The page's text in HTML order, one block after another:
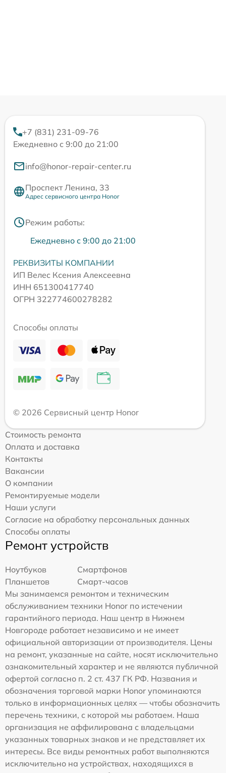
+7 (831) 231-09-76
Ежедневно с 9:00 до 21:00
info@honor-repair-center.ru
Проспект Ленина, 33
Адрес сервисного центра Honor
Режим работы:
Ежедневно с 9:00 до 21:00
РЕКВИЗИТЫ КОМПАНИИ
ИП Велес Ксения Алексеевна
ИНН 651300417740
ОГРН 322774600278282
Способы оплаты
© 2026 Сервисный центр Honor
Стоимость ремонта
Оплата и доставка
Контакты
Вакансии
О компании
Ремонтируемые модели
Наши услуги
Согласие на обработку персональных данных
Способы оплаты
Ремонт устройств
Ноутбуков
Смартфонов
Планшетов
Смарт-часов
Мы занимаемся ремонтом и техническим
обслуживанием техники Honor по истечении
гарантийного периода. Наш центр в Нижнем
Новгороде работает независимо и не имеет
официальной авторизации от производителя. Цены
на ремонт, указанные на сайте, носят исключительно
ознакомительный характер и не являются публичной
офертой согласно п. 2 ст. 437 ГК РФ. Названия и
обозначения торговой марки Honor упоминаются
только в информационных целях — чтобы обозначить
перечень техники, с которой мы работаем. Наша
организация не аффилирована с владельцами
указанных товарных знаков и не представляет их
интересы. Все виды ремонтных работ выполняются
исключительно на устройствах, находящихся в